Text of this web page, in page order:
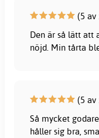
(5 av
Den är så lätt att
nöjd. Min tårta
(5 av
Så mycket
håller sig bra,